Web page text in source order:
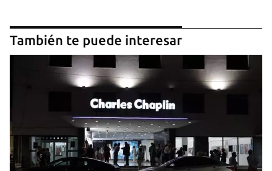
También te puede interesar